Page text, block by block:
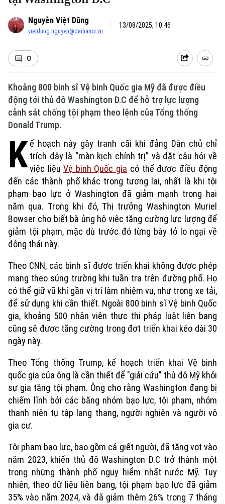
Xu hướng
Nguyễn Việt Dũng
vietdung.nguyen@daihanoi.vn
13/08/2025, 10:46
0
Khoảng 800 binh sĩ Vệ binh Quốc gia Mỹ đã được điều
động tới thủ đô Washington D.C để hỗ trợ lực lượng
cảnh sát chống tội phạm theo lệnh của Tổng thống
Donald Trump.
K ế hoạch này gây tranh cãi khi đảng Dân chủ chỉ
trích đây là “màn kịch chính trị” và đặt câu hỏi về
việc liệu Vệ binh Quốc gia có thể được điều động
đến các thành phố khác trong tương lai, nhất là khi tội
phạm bạo lực ở Washington đã giảm mạnh trong hai
năm qua. Trong khi đó, Thị trưởng Washington Muriel
Bowser cho biết bà ủng hộ việc tăng cường lực lượng để
giảm tội phạm, mặc dù trước đó từng bày tỏ lo ngại về
động thái này.
Theo CNN, các binh sĩ được triển khai không được phép
mang theo súng trường khi tuần tra trên đường phố. Họ
có thể giữ vũ khí gần vị trí làm nhiệm vụ, như trong xe tải,
để sử dụng khi cần thiết. Ngoài 800 binh sĩ Vệ binh Quốc
gia, khoảng 500 nhân viên thực thi pháp luật liên bang
cũng sẽ được tăng cường trong đợt triển khai kéo dài 30
ngày này.
Theo Tổng thống Trump, kế hoạch triển khai Vệ binh
quốc gia của ông là cần thiết để "giải cứu" thủ đô Mỹ khỏi
sự gia tăng tội phạm. Ông cho rằng Washington đang bị
chiếm lĩnh bởi các băng nhóm bạo lực, tội phạm, nhóm
thanh niên tụ tập lang thang, người nghiện và người vô
gia cư.
Tội phạm bạo lực, bao gồm cả giết người, đã tăng vọt vào
năm 2023, khiến thủ đô Washington D.C trở thành một
trong những thành phố nguy hiểm nhất nước Mỹ. Tuy
nhiên, theo dữ liệu liên bang, tội phạm bạo lực đã giảm
35% vào năm 2024, và đã giảm thêm 26% trong 7 tháng